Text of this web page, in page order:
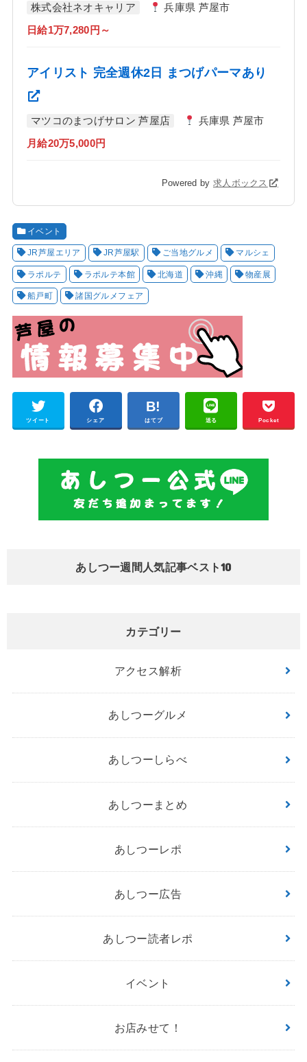
株式会社ネオキャリア 兵庫県 芦屋市
日給1万7,280円～
アイリスト 完全週休2日 まつげパーマあり
マツコのまつげサロン 芦屋店 兵庫県 芦屋市
月給20万5,000円
Powered by 求人ボックス
イベント
JR芦屋エリア JR芦屋駅 ご当地グルメ マルシェ
ラポルテ ラポルテ本館 北海道 沖縄 物産展
船戸町 諸国グルメフェア
ツイート シェア はてブ 送る Pocket
あしつー週間人気記事ベスト10
カテゴリー
アクセス解析
あしつーグルメ
あしつーしらべ
あしつーまとめ
あしつーレポ
あしつー広告
あしつー読者レポ
イベント
お店みせて！